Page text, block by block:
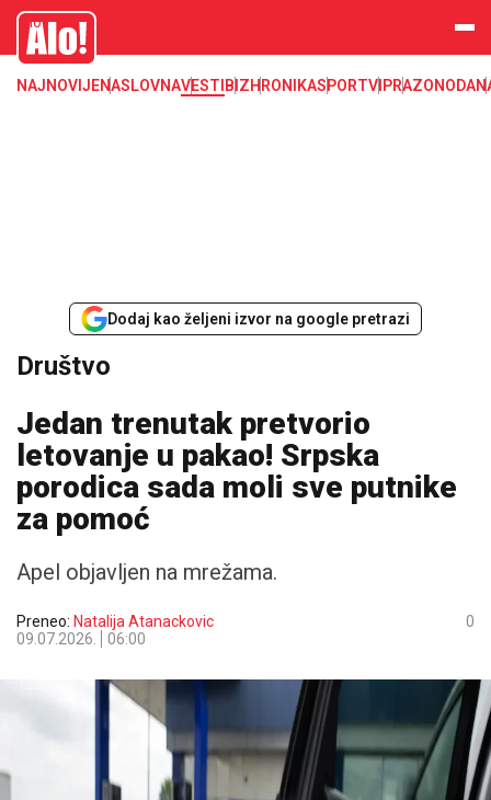
Društvo, društvene teme
Alo
NAJNOVIJENASLOVNAVESTI BIZHRONIKASPORTVIPRAZONODA
Dodaj kao željeni izvor na google pretrazi
Društvo
Jedan trenutak pretvorio
letovanje u pakao! Srpska
porodica sada moli sve putnike
za pomoć
Apel objavljen na mrežama.
Preneo: Natalija Atanackovic
09.07.2026.
06:00
0